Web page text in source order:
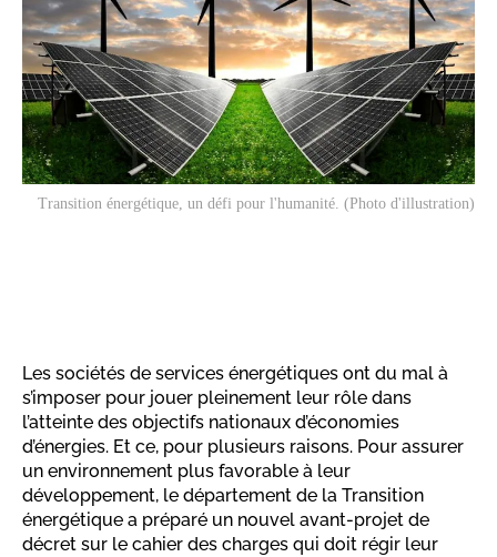
Transition énergétique, un défi pour l'humanité. (Photo d'illustration)
Les sociétés de services énergétiques ont du mal à
s’imposer pour jouer pleinement leur rôle dans
l’atteinte des objectifs nationaux d’économies
d’énergies. Et ce, pour plusieurs raisons. Pour assurer
un environnement plus favorable à leur
développement, le département de la Transition
énergétique a préparé un nouvel avant-projet de
décret sur le cahier des charges qui doit régir leur